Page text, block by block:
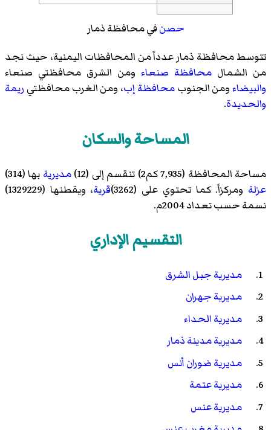
حصنفي محافظة ذمار
تتوسط محافظة ذمار عدداً من المحافظات اليمنية، حيث نجد
من الشمال محافظة صنعاء ومن الشرق محافظتي صنعاء
والبيضاء ومن الجنوبمحافظة إب، ومن الغرب محافظتي ريمة
والحديدة.
المساحة والسكان
مساحة المحافظة (7,935 كم2) تنقسم إلى (12) مديرية بها (314)
عزلة ومركزاً. كما تحتوي على (3262) قرية
، ويقطنها (1329229)
نسمة حسب تعداد 2004م.
التقسيم الإداري
مديرية جبل الشرق
مديرية جهران
مديرية الحداء
مديرية مدينة ذمار
مديرية ضوران أنس
مديرية عتمة
مديرية عنس